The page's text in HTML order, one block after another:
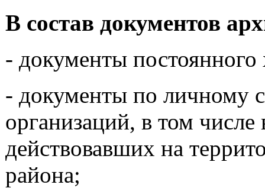
В состав документов
- документы постоянного
- документы по личному
организаций, в том числе
действовавших на
района;